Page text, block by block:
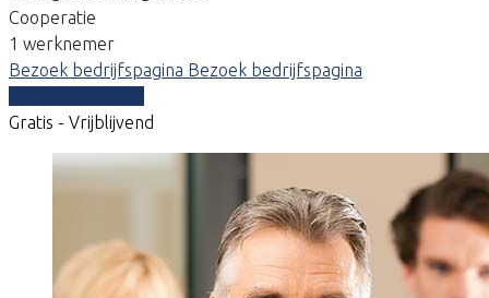
Cooperatie
1 werknemer
Bezoek bedrijfspagina Bezoek bedrijfspagina
Gratis - Vrijblijvend